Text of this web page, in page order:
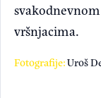
vršnjacima.
Fotografije:Uroš